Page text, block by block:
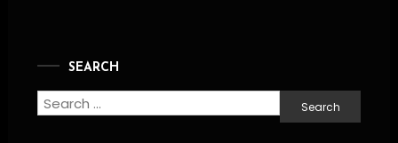
SEARCH
Search
for: